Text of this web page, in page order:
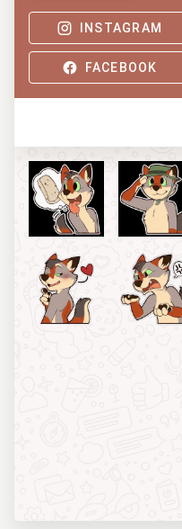
INSTAGRAM
FACEBOOK